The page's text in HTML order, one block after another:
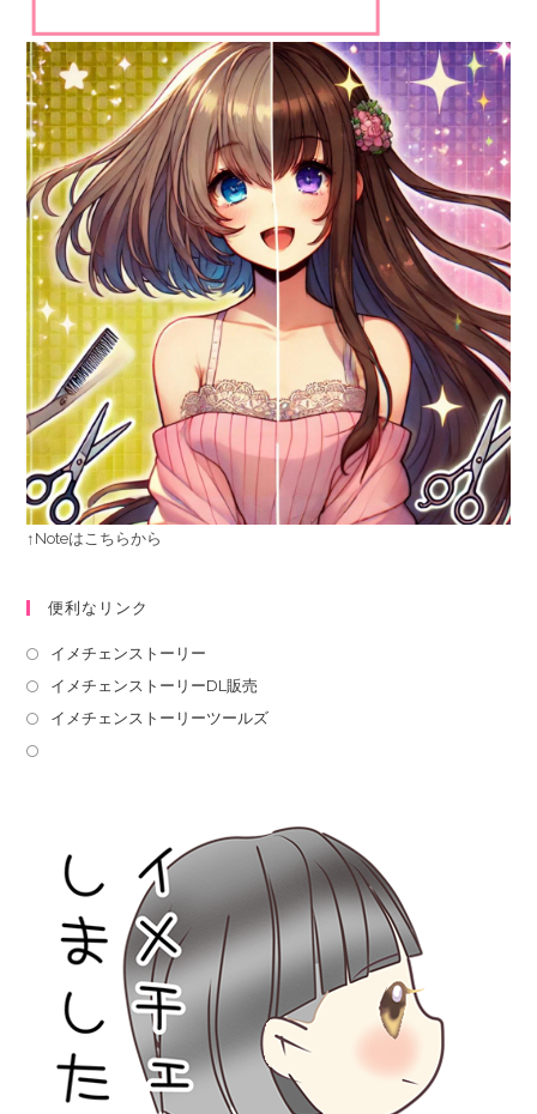
↑Noteはこちらから
便利なリンク
イメチェンストーリー
イメチェンストーリーDL販売
イメチェンストーリーツールズ